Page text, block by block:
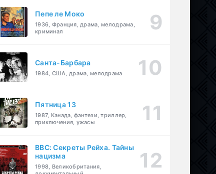
Пепе ле Моко
1936, Франция, драма, мелодрама,
криминал
Санта-Барбара
1984, США, драма, мелодрама
Пятница 13
1987, Канада, фэнтези, триллер,
приключения, ужасы
BBC: Секреты Рейха. Тайны
нацизма
1998, Великобритания,